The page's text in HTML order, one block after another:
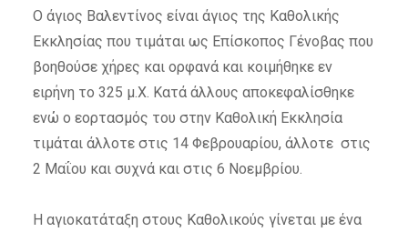
Ο άγιος Βαλεντίνος είναι άγιος της Καθολικής
Εκκλησίας που τιμάται ως Επίσκοπος Γένοβας που
βοηθούσε χήρες και ορφανά και κοιμήθηκε εν
ειρήνη το 325 μ.Χ. Κατά άλλους αποκεφαλίσθηκε
ενώ ο εορτασμός του στην Καθολική Εκκλησία
τιμάται άλλοτε στις 14 Φεβρουαρίου, άλλοτε στις
2 Μαΐου και συχνά και στις 6 Νοεμβρίου.
Η αγιοκατάταξη στους Καθολικούς γίνεται με ένα